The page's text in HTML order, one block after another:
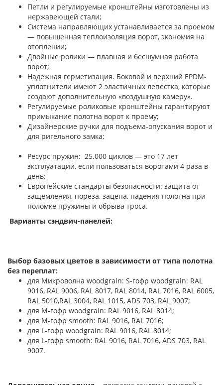
Петли и регулируемые кронштейны изготовлены из
нержавеющей стали;
Система направляющих устанавливается за проемом
— повышенная теплоизоляция ворот, экономия на
отоплении;
Двойные ролики — плавная и бесшумная работа
ворот;
Надежная герметизация. Боковой и верхний EPDM-
уплотнители имеют 2 эластичных лепестка, которые
создают дополнительную «воздушную камеру».
Регулируемые роликовые кронштейны гарантируют
примыкание полотна ворот к проему;
Дизайнерские ручки для подъема-опускания ворот и
для ригельного замка;
Ресурс пружин: 25.000 циклов — это 17 лет
эксплуатации, если пользоваться воротами 4 раза в
день;
Европейские стандарты безопасности: защита от
защемления, пореза, зацепа, падения полотна при
поломке пружины и обрыва троса.
Варианты сэндвич-панелей:
Выбор базовых цветов в зависимости от типа полотна
без переплат:
для Микроволна woodgrain: S-гофр woodgrain: RAL
9016, RAL 9006, RAL 8017, RAL 8014, RAL 7016, RAL 6005,
RAL 5010,RAL 3004, RAL 1015, ADS 703, RAL 9007;
для М-гофр woodgrain: RAL 9016, RAL 8014;
для М-гофр smooth: RAL 9016, RAL 7016;
для L-гофр woodgrain: RAL 9016, RAL 8014;
для L-гофр smooth: RAL 9016, RAL 7016, ADS 703, RAL
9007.